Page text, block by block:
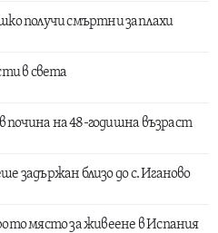
получи смъртни заплахи
в света
на 48-годишна възраст
задържан близо до с. Иганово
място за живеене в Испания